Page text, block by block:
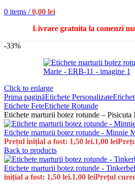
0 items / 0,00 lei
Livrare gratuita la comenzi
-33%
Click to enlarge
Prima paginăEtichete Personalizate
Etichete FeteEtichete Rotunde
Etichete marturii botez rotunde – Pisicuta
Etichete marturii botez rotunde - Minnie
Prețul inițial a fost: 1,50 lei.1,00 lei
Back to products
Etichete marturii botez rotunde -
inițial a fost: 1,50 lei.1,00 leiPrețul